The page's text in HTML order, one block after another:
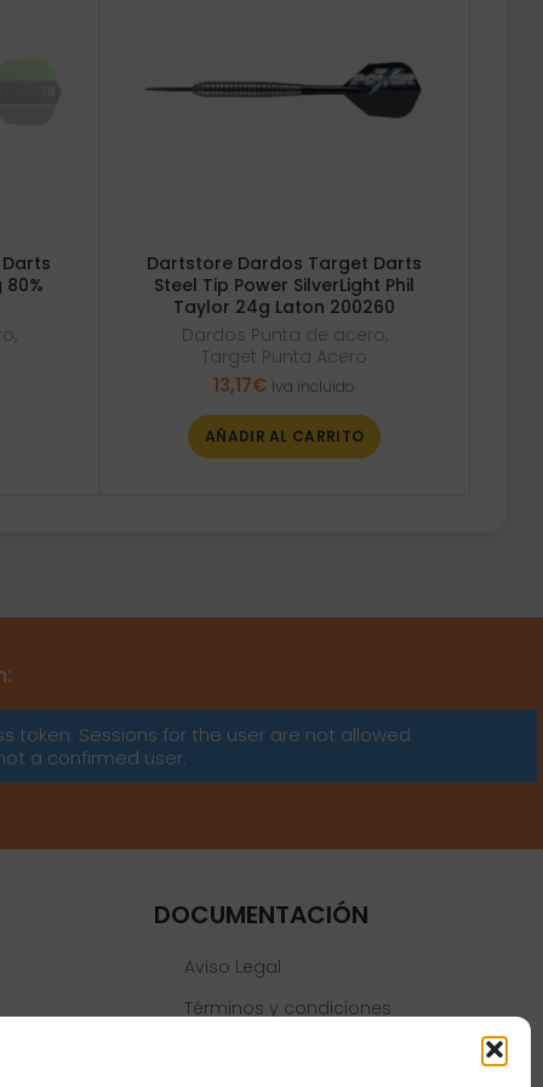
,
Dartstore Dardos Target Darts
Steel Tip Power SilverLight Phil
Taylor 24g Laton 200260
Dardos Punta de acero,
Target Punta Acero
13,17€ Iva incluido
AÑADIR AL CARRITO
token: Sessions for the user are not allowed
a confirmed user.
DOCUMENTACIÓN
Aviso Legal
Términos y condiciones